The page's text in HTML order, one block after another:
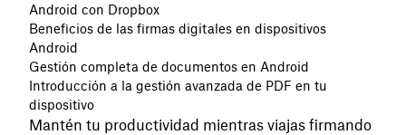
Android con Dropbox
Beneficios de las firmas digitales en dispositivos
Android
Gestión completa de documentos en Android
Introducción a la gestión avanzada de PDF en tu
dispositivo
Mantén tu productividad mientras viajas firmando